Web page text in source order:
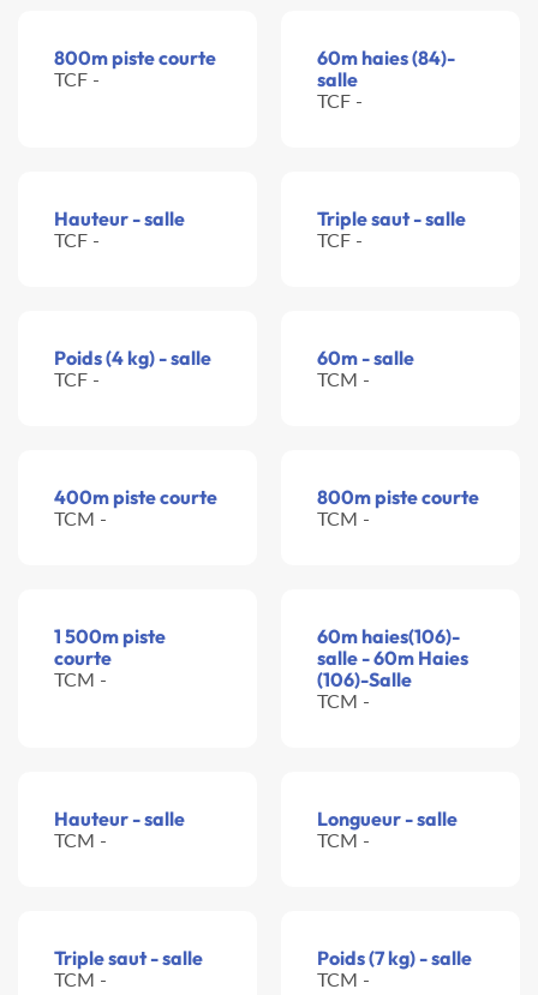
800m piste courte
TCF -
60m haies (84)-
salle
TCF -
Hauteur - salle
TCF -
Triple saut - salle
TCF -
Poids (4 kg) - salle
TCF -
60m - salle
TCM -
400m piste courte
TCM -
800m piste courte
TCM -
1 500m piste
courte
TCM -
60m haies(106)-
salle - 60m Haies
(106)-Salle
TCM -
Hauteur - salle
TCM -
Longueur - salle
TCM -
Triple saut - salle
TCM -
Poids (7 kg) - salle
TCM -